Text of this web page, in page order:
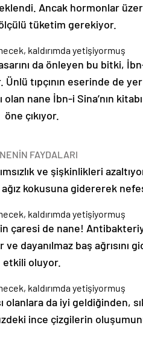
Ancak hormonlar
tüketim gerekiyor.
da önleyen bu bitki,
Ünlü tıpçının eserinde de
nane İbn-i Sina’nın
öne çıkıyor.
FAYDALARI
ve şişkinlikleri
kokusuna gidererek
çaresi de nane!
dayanılmaz baş ağrısını
etkili oluyor.
olanlara da iyi geldiğinden,
ince çizgilerin